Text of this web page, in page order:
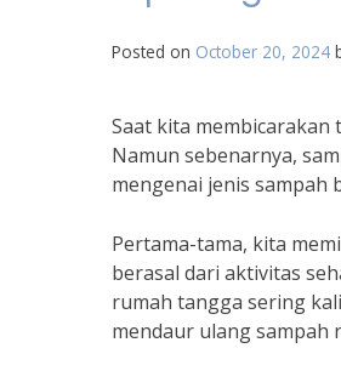
Posted on October 20, 2024
Saat kita
Namun sebenarnya,
mengenai jenis sampah
Pertama-tama, kita
berasal dari aktivitas
rumah tangga sering
mendaur ulang